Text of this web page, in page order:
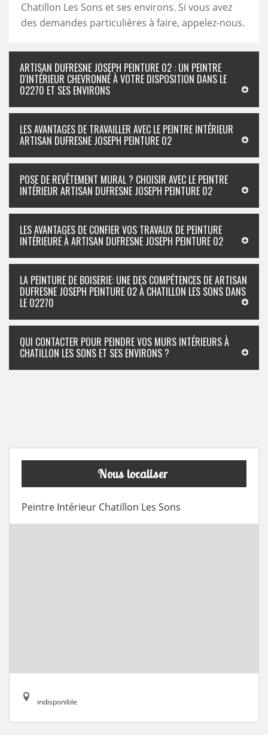
Chatillon Les Sons et ses environs. Si vous avez
des demandes particulières à faire, appelez-nous.
ARTISAN DUFRESNE JOSEPH PEINTURE 02 : UN PEINTRE
D'INTÉRIEUR CHEVRONNÉ À VOTRE DISPOSITION DANS LE
02270 ET SES ENVIRONS
LES AVANTAGES DE TRAVAILLER AVEC LE PEINTRE INTÉRIEUR
ARTISAN DUFRESNE JOSEPH PEINTURE 02
POSE DE REVÊTEMENT MURAL ? CHOISIR AVEC LE PEINTRE
INTÉRIEUR ARTISAN DUFRESNE JOSEPH PEINTURE 02
LES AVANTAGES DE CONFIER VOS TRAVAUX DE PEINTURE
INTÉRIEURE À ARTISAN DUFRESNE JOSEPH PEINTURE 02
LA PEINTURE DE BOISERIE: UNE DES COMPÉTENCES DE ARTISAN
DUFRESNE JOSEPH PEINTURE 02 À CHATILLON LES SONS DANS
LE 02270
QUI CONTACTER POUR PEINDRE VOS MURS INTÉRIEURS À
CHATILLON LES SONS ET SES ENVIRONS ?
Nous localiser
Peintre Intérieur Chatillon Les Sons
indisponible